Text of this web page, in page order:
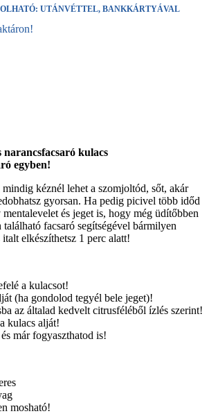
UTÁNVÉTTEL, BANKKÁRTYÁVAL
narancsfacsaró kulacs
egyben!
kéznél lehet a szomjoltód, sőt, akár
gyorsan. Ha pedig picivel több időd
és jeget is, hogy még üdítőbben
facsaró segítségével bármilyen
elkészíthetsz 1 perc alatt!
a kulacsot!
(ha gondolod tegyél bele jeget)!
az általad kedvelt citrusféléből ízlés szerint!
kulacs alját!
már fogyaszthatod is!
mosható!